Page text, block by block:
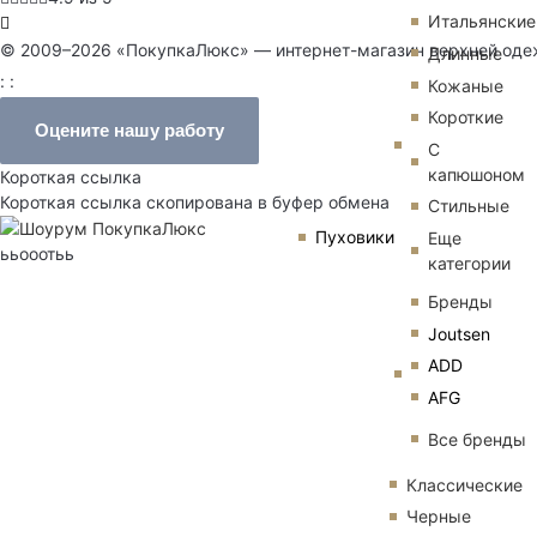
Пуховики
Итальянские
Длинные
Кожаные
Короткие
С
капюшоном
Стильные
Еще
категории
Бренды
Joutsen
ADD
AFG
Все бренды
Классические
Черные
© 2009–2026 «ПокупкаЛюкс» — интернет-магазин верхней
: :
Оцените нашу работу
Короткая ссылка
Короткая ссылка скопирована в буфер обмена
ььооотьь